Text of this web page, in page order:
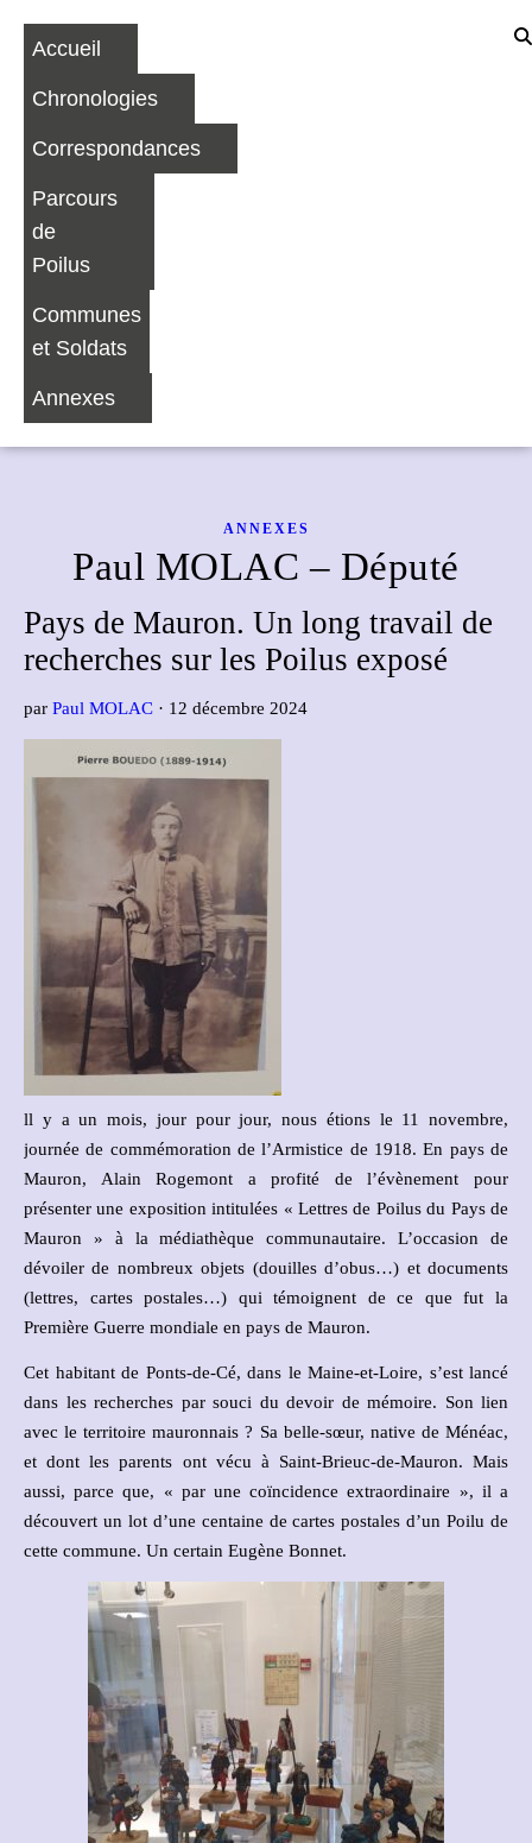
Accueil
Chronologies
Correspondances
Parcours
de
Poilus
Communes
et Soldats
Annexes
ANNEXES
Paul MOLAC – Député
Pays de Mauron. Un long travail de
recherches sur les Poilus exposé
par Paul MOLAC · 12 décembre 2024
ll y a un mois, jour pour jour, nous étions le 11 novembre,
journée de commémoration de l’Armistice de 1918. En pays de
Mauron, Alain Rogemont a profité de l’évènement pour
présenter une exposition intitulées « Lettres de Poilus du Pays de
Mauron » à la médiathèque communautaire. L’occasion de
dévoiler de nombreux objets (douilles d’obus…) et documents
(lettres, cartes postales…) qui témoignent de ce que fut la
Première Guerre mondiale en pays de Mauron.
Cet habitant de Ponts-de-Cé, dans le Maine-et-Loire, s’est lancé
dans les recherches par souci du devoir de mémoire. Son lien
avec le territoire mauronnais ? Sa belle-sœur, native de Ménéac,
et dont les parents ont vécu à Saint-Brieuc-de-Mauron. Mais
aussi, parce que, « par une coïncidence extraordinaire », il a
découvert un lot d’une centaine de cartes postales d’un Poilu de
cette commune. Un certain Eugène Bonnet.